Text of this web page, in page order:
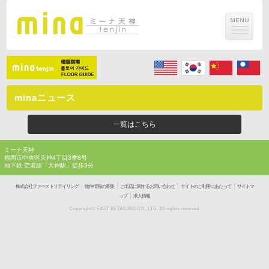
minaニュース
一覧はこちら
ミーナ天神
福岡市中央区天神4丁目3番8号
地下鉄 空港線「天神駅」徒歩3分
株式会社ファーストリテイリング｜ 物件情報の募集｜ ご出店に関するお問い合わせ｜ サイトのご利用にあたって｜
サイトマ
ップ｜ 求人情報
Copyright© FAST RETAILING CO., LTD. All rights reserved.